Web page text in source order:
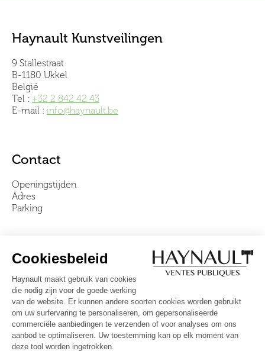
Haynault Kunstveilingen
9 Stallestraat
B-1180 Ukkel
België
Tel : +32 2 842 42 43
E-mail : info@haynault.be
Contact
Openingstijden
Adres
Parking
Over ons
Ons team
Video's
Veelgestelde vragen
Algemene voorwaarden